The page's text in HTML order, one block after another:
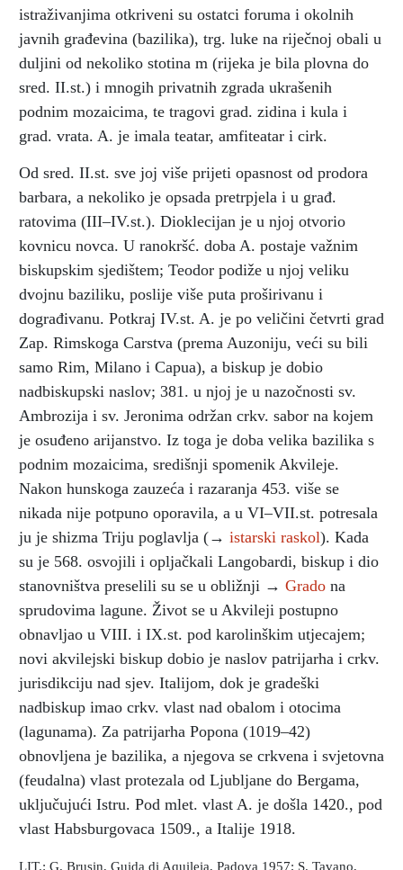
istraživanjima otkriveni su ostatci foruma i okolnih
javnih građevina (bazilika), trg. luke na riječnoj obali u
duljini od nekoliko stotina m (rijeka je bila plovna do
sred. II.st.) i mnogih privatnih zgrada ukrašenih
podnim mozaicima, te tragovi grad. zidina i kula i
grad. vrata. A. je imala teatar, amfiteatar i cirk.
Od sred. II.st. sve joj više prijeti opasnost od prodora
barbara, a nekoliko je opsada pretrpjela i u građ.
ratovima (III–IV.st.). Dioklecijan je u njoj otvorio
kovnicu novca. U ranokršć. doba A. postaje važnim
biskupskim sjedištem; Teodor podiže u njoj veliku
dvojnu baziliku, poslije više puta proširivanu i
dograđivanu. Potkraj IV.st. A. je po veličini četvrti grad
Zap. Rimskoga Carstva (prema Auzoniju, veći su bili
samo Rim, Milano i Capua), a biskup je dobio
nadbiskupski naslov; 381. u njoj je u nazočnosti sv.
Ambrozija i sv. Jeronima održan crkv. sabor na kojem
je osuđeno arijanstvo. Iz toga je doba velika bazilika s
podnim mozaicima, središnji spomenik Akvileje.
Nakon hunskoga zauzeća i razaranja 453. više se
nikada nije potpuno oporavila, a u VI–VII.st. potresala
ju je shizma Triju poglavlja (→ istarski raskol). Kada
su je 568. osvojili i opljačkali Langobardi, biskup i dio
stanovništva preselili su se u obližnji → Grado na
sprudovima lagune. Život se u Akvileji postupno
obnavljao u VIII. i IX.st. pod karolinškim utjecajem;
novi akvilejski biskup dobio je naslov patrijarha i crkv.
jurisdikciju nad sjev. Italijom, dok je gradeški
nadbiskup imao crkv. vlast nad obalom i otocima
(lagunama). Za patrijarha Popona (1019–42)
obnovljena je bazilika, a njegova se crkvena i svjetovna
(feudalna) vlast protezala od Ljubljane do Bergama,
uključujući Istru. Pod mlet. vlast A. je došla 1420., pod
vlast Habsburgovaca 1509., a Italije 1918.
LIT.: G. Brusin, Guida di Aquileia, Padova 1957; S. Tavano,